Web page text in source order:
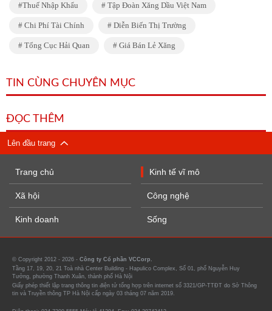
Thuế Nhập Khẩu Tập Đoàn Xăng Dầu Việt Nam
Chi Phí Tài Chính Diễn Biến Thị Trường
Tổng Cục Hải Quan Giá Bán Lẻ Xăng
TIN CÙNG CHUYÊN MỤC
ĐỌC THÊM
Lên đầu trang
Trang chủ
Xã hội
Kinh doanh
Kinh tế vĩ mô
Công nghệ
Sống
© Copyright 2012 - 2026 - Công ty Cổ phần VCCorp.
Tầng 17, 19, 20, 21 Toà nhà Center Building - Hapulico Complex, Số 01, phố Nguyễn Huy
Tưởng, phường Thanh Xuân, thành phố Hà Nội
Giấy phép thiết lập trang thông tin điện tử tổng hợp trên internet số 3321/GP-TTĐT do Sở Thông
tin và Truyền thông TP Hà Nội cấp ngày 03 tháng 07 năm 2019.